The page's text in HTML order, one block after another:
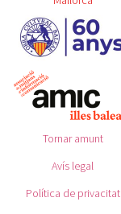
Tornar amunt
Avís legal
Política de privacitat